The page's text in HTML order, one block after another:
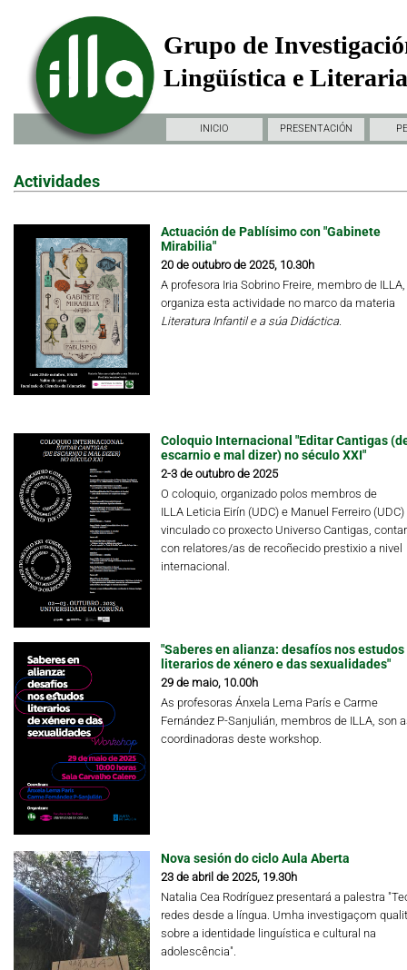
Grupo de
Lingüística e
INICIO PRESENTACIÓN
Actividades
Actuación de Pablísimo con "Gabinete
Mirabilia"
20 de outubro de 2025, 10.30h
A profesora Iria Sobrino Freire, membro de ILLA,
organiza esta actividade no marco da materia
Literatura Infantil e a súa Didáctica.
Coloquio Internacional "Editar Cantigas
escarnio e mal dizer) no século XXI"
2-3 de outubro de 2025
O coloquio, organizado polos membros de
ILLA Leticia Eirín (UDC) e Manuel Ferreiro (UDC)
vinculado co proxecto Universo Cantigas,
con relatores/as de recoñecido prestixio a nivel
internacional.
"Saberes en alianza: desafíos nos estudos
literarios de xénero e das sexualidades"
29 de maio, 10.00h
As profesoras Ánxela Lema París e Carme
Fernández P-Sanjulián, membros de ILLA, son
coordinadoras deste workshop.
Nova sesión do ciclo Aula Aberta
23 de abril de 2025, 19.30h
Natalia Cea Rodríguez presentará a palestra
redes desde a língua. Umha investigaçom
sobre a identidade linguística e cultural na
adolescência".